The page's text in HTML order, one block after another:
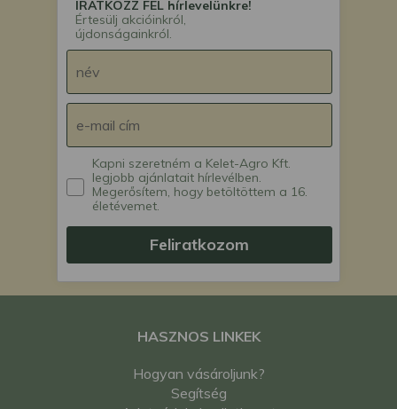
IRATKOZZ FEL hírlevelünkre!
Értesülj akcióinkról,
újdonságainkról.
Kapni szeretném a Kelet-Agro Kft.
legjobb ajánlatait hírlevélben.
Megerősítem, hogy betöltöttem a 16.
életévemet.
Feliratkozom
HASZNOS LINKEK
Hogyan vásároljunk?
Segítség